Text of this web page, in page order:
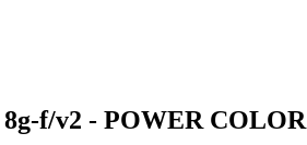
8g-f/v2 - POWER COLOR